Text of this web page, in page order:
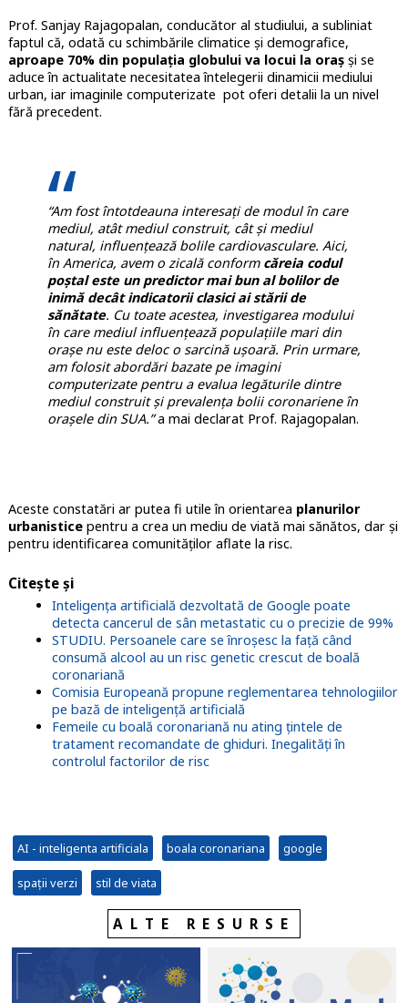
Prof. Sanjay Rajagopalan, conducător al studiului, a subliniat
faptul că, odată cu schimbările climatice și demografice,
aproape 70% din populația globului va locui la orașși se
aduce în actualitate necesitatea întelegerii dinamicii mediului
urban, iar imaginile computerizate pot oferi detalii la un nivel
fără precedent.
“Am fost întotdeauna interesați de modul în care
mediul, atât mediul construit, cât și mediul
natural, influențează bolile cardiovasculare. Aici,
în America, avem o zicală conform căreia codul
poștal este un predictor mai bun al bolilor de
inimă decât indicatorii clasici ai stării de
sănătate. Cu toate acestea, investigarea modului
în care mediul influențează populațiile mari din
orașe nu este deloc o sarcină ușoară. Prin urmare,
am folosit abordări bazate pe imagini
computerizate pentru a evalua legăturile dintre
mediul construit și prevalența bolii coronariene în
orașele din SUA.”a mai declarat Prof. Rajagopalan.
Aceste constatări ar putea fi utile în orientarea planurilor
urbanisticepentru a crea un mediu de viată mai sănătos, dar și
pentru identificarea comunităților aflate la risc.
Citește și
Inteligența artificială dezvoltată de Google poate
detecta cancerul de sân metastatic cu o precizie de 99%
STUDIU. Persoanele care se înroșesc la față când
consumă alcool au un risc genetic crescut de boală
coronariană
Comisia Europeană propune reglementarea tehnologiilor
pe bază de inteligență artificială
Femeile cu boală coronariană nu ating țintele de
tratament recomandate de ghiduri. Inegalități în
controlul factorilor de risc
AI - inteligenta artificiala boala coronariana google
spații verzi stil de viata
ALTE RESURSE